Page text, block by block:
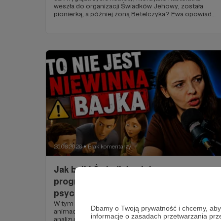
Dbamy o Twoją prywatność i chcemy,
informacje o zasadach przetwarzania
weszła do organizacji Świadków Jehowy, została
pionierką, a później żoną Betelczyka? Ewa opowiada
którego — pod wpływem męża — nie odebrała. To
osobista relacja o mechanizmach kontroli i o
konsekwencjach, które stają się widoczne dopiero
po latach....
25.06.2026 ● Brak komentarzy
Jak bajki Świadków Jehowy
programują dzieci? Analiza
psychologiczna
W tym odcinku przyglądamy się popularnym
animacjom tworzonym przez Świadków Jehowy. Nie
analizujemy ich od strony doktryn religijnych, ale z